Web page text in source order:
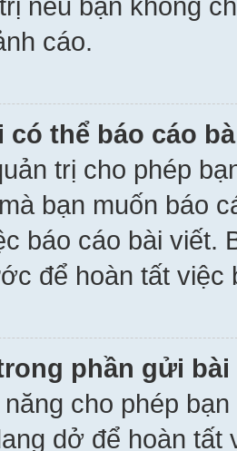
cáo.
có thể báo cáo
trị cho phép
bạn muốn báo
báo cáo bài viết.
để hoàn tất việc
phần gửi
cho phép
dở để hoàn